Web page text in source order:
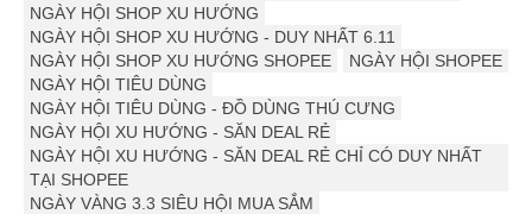
NGÀY HỘI SHOP XU HƯỚNG
NGÀY HỘI SHOP XU HƯỚNG - DUY NHẤT 6.11
NGÀY HỘI SHOP XU HƯỚNG SHOPEE
NGÀY HỘI SHOPEE
NGÀY HỘI TIÊU DÙNG
NGÀY HỘI TIÊU DÙNG - ĐỒ DÙNG THÚ CƯNG
NGÀY HỘI XU HƯỚNG - SĂN DEAL RẺ
NGÀY HỘI XU HƯỚNG - SĂN DEAL RẺ CHỈ CÓ DUY NHẤT
TẠI SHOPEE
NGÀY VÀNG 3.3 SIÊU HỘI MUA SẮM